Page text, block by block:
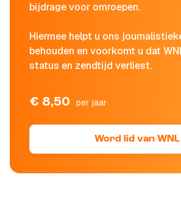
bijdrage voor omroepen.
Hiermee helpt u ons
behouden en voorkomt u dat
status en zendtijd verliest.
€ 8,50 per jaar
Word lid van WNL